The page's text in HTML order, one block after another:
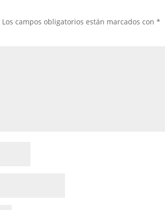
Los campos obligatorios están marcados con*